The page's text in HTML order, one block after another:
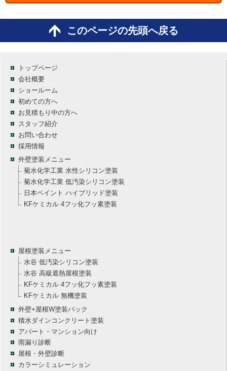
このページの先頭へ戻る
トップページ
会社概要
ショールーム
初めての方へ
お見積もり中の方へ
スタッフ紹介
お問い合わせ
採用情報
外壁塗装メニュー
菊水化学工業 水性シリコン塗装
菊水化学工業 低汚染シリコン塗装
日本ペイント ハイブリッド塗装
KFケミカル 4フッ化フッ素塗装
屋根塗装メニュー
水谷 低汚染シリコン塗装
水谷 高級遮熱屋根塗装
KFケミカル 4フッ化フッ素塗装
KFケミカル 無機塗装
外壁+屋根W塗装パック
積水ダインコンクリート塗装
アパート・マンション向け
雨漏り診断
屋根・外壁診断
カラーシミュレーション